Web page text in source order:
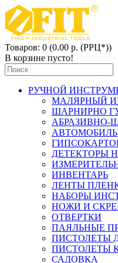
Товаров: 0 (0.00 р. (РРЦ*))
В корзине пусто!
РУЧНОЙ
МАЛЯРНЫЙ
ШАРНИРНО
ДЕТЕКТОРЫ
ИНВЕНТАРЬ
ЛЕНТЫ
НАБОРЫ
НОЖИ И
ОТВЕРТКИ
ПАЯЛЬНЫЕ
ПИСТОЛЕТЫ
ПИСТОЛЕТЫ
САДОВКА